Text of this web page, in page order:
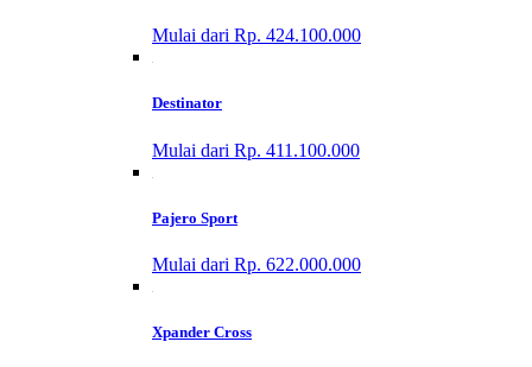
Mulai dari Rp. 424.100.000
Destinator
Mulai dari Rp. 411.100.000
Pajero Sport
Mulai dari Rp. 622.000.000
Xpander Cross